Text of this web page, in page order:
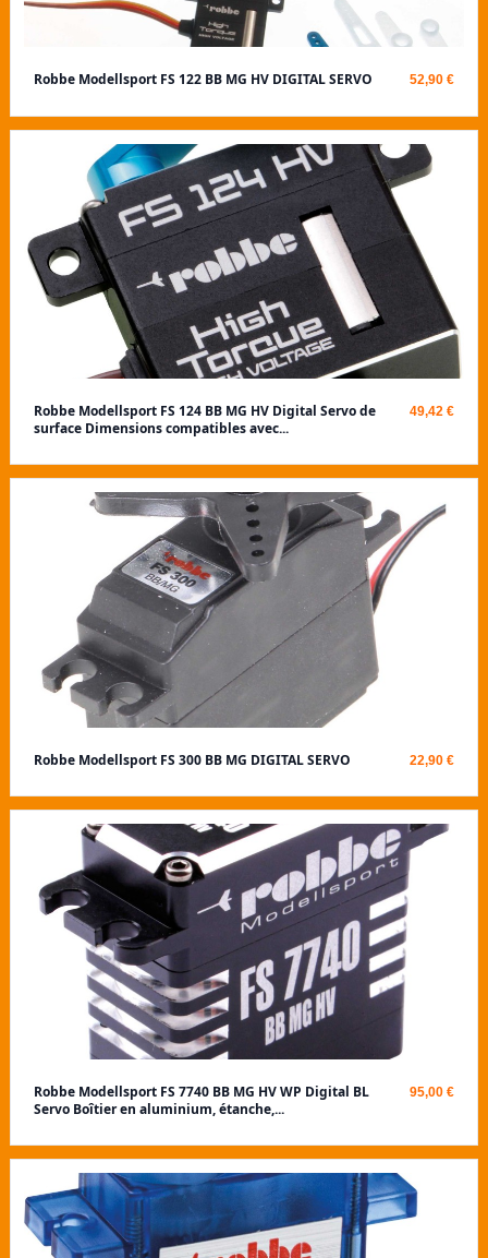
Robbe Modellsport FS 122 BB MG HV DIGITAL SERVO 52,90 €
Robbe Modellsport FS 124 BB MG HV Digital Servo de
surface Dimensions compatibles avec...
49,42 €
Robbe Modellsport FS 300 BB MG DIGITAL SERVO 22,90 €
Robbe Modellsport FS 7740 BB MG HV WP Digital BL
Servo Boîtier en aluminium, étanche,...
95,00 €